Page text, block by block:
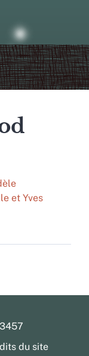
et Yves
du site